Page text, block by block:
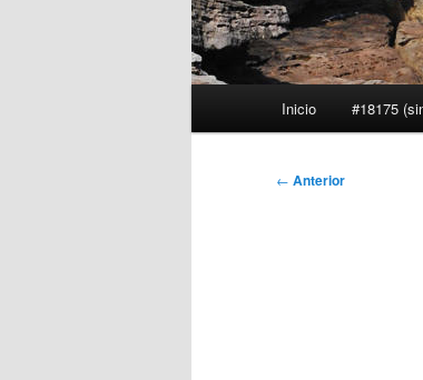
Inicio #18175
Navegación
← Anterior